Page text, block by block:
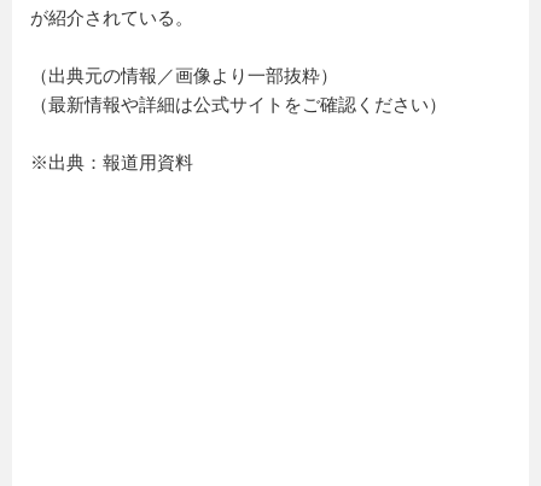
が紹介されている。
（出典元の情報／画像より一部抜粋）
（最新情報や詳細は公式サイトをご確認ください）
※出典：報道用資料